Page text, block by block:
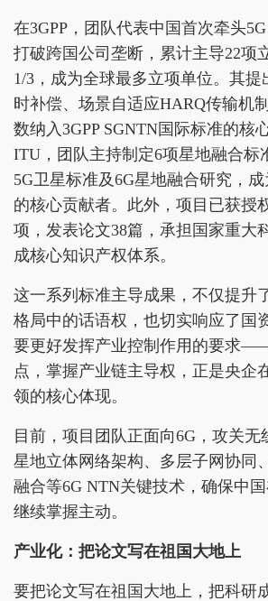
在3GPP，团队代表中国首次牵头
打破跨国公司垄断，累计主导22项
1/3，成为全球最多立项单位。其提
时补偿、场景自适应HARQ传输机
数纳入3GPP SGNTN国际标准的核
ITU，团队主持制定6项星地融合标
5G卫星标准及6G星地融合研究，
的核心贡献者。此外，项目已获授
项，发表论文38篇，承担国家重大
成核心知识产权体系。
这一系列标准主导成果，不仅提升
格局中的话语权，也切实响应了国
要更好发挥产业控制作用的要求
点，掌握产业链主导权，正是央企
领的核心体现。
目前，项目团队正面向6G，攻关无
星地立体网络架构、多层子网协同
融合等6G NTN关键技术，确保中
继续掌握主动。
产业化：把论文写在祖国大地上
要把论文写在祖国大地上，把科研